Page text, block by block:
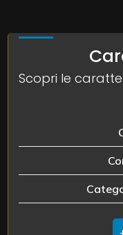
Scopri le
minimi
Qualsiasi